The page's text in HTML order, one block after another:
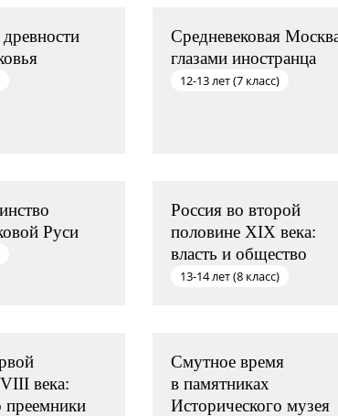
Средневековая
глазами иностранца
12-13 лет (7 класс)
Руси
Россия во второй
половине XIX века:
власть и общество
13-14 лет (8 класс)
века:
преемники
Смутное время
в памятниках
Исторического музея